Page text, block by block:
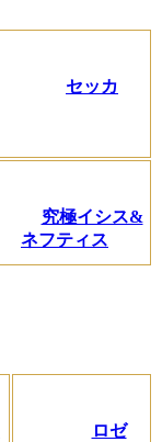
セッカ
究極イシス&
ネフティス
ロゼ